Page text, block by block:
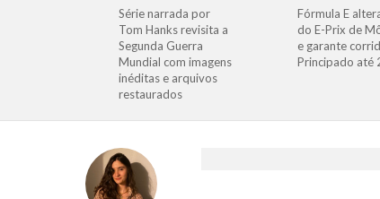
Série narrada por
Tom Hanks revisita a
Segunda Guerra
Mundial com imagens
inéditas e arquivos
restaurados
Fórmula E
do E-Prix de
e garante
Principado até